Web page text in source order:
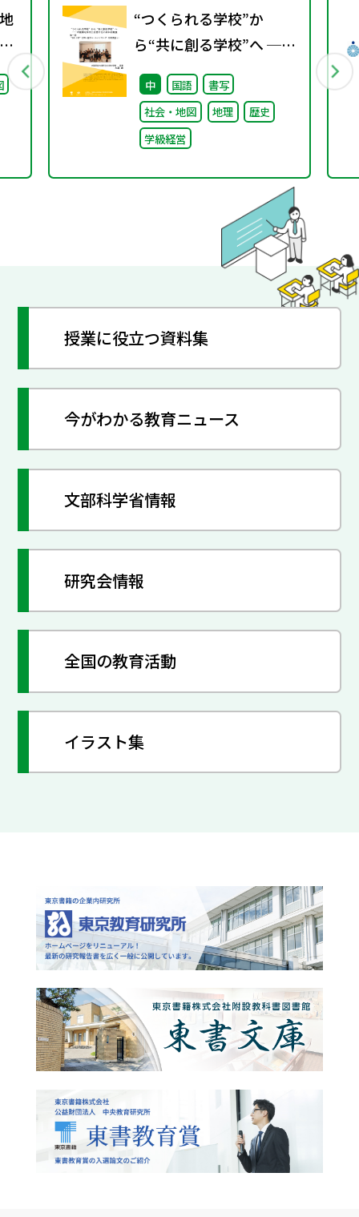
“つくられる学校”か
ら“共に創る学校”へ ──
不確実な時代に応答する
小津中の実践 第一回 “当
たり前”を問い直すルー
ルメイキング（校則見直
し）
中 国語
書写
社会・地図
地理
歴史
学級経営
授業に役立つ資料集
今がわかる教育ニュース
文部科学省情報
研究会情報
全国の教育活動
イラスト集